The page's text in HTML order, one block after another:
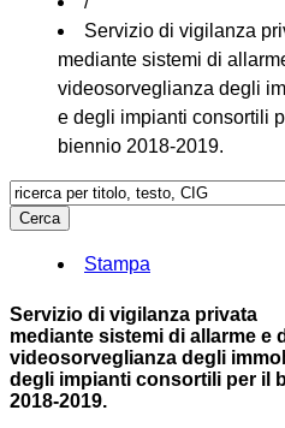
Servizio di vigilanza
mediante sistemi di
videosorveglianza degli
e degli impianti consortili
biennio 2018-2019.
Stampa
Servizio di vigilanza privata
mediante sistemi di allarme e
videosorveglianza degli
degli impianti consortili per il
2018-2019.